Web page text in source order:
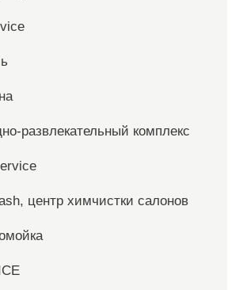
развлекательный комплекс
центр химчистки салонов